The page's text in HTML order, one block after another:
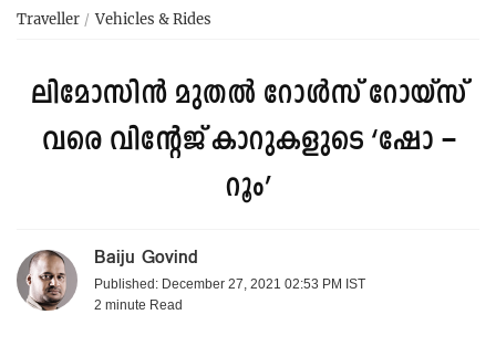
Traveller Vehicles & Rides
ലിമോസിൻ മുതൽ റോൾസ് റോയ്സ്
വരെ വിന്റേജ് കാറുകളുടെ ‘ഷോ –
റൂം’
Baiju Govind
Published: December 27, 2021 02:53 PM IST
2 minute Read